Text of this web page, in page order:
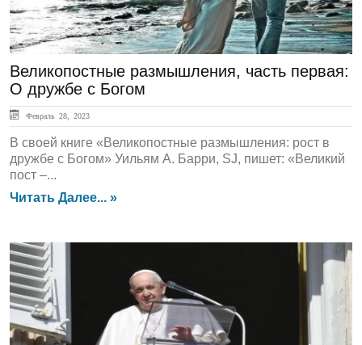
Великопостные размышления, часть первая:
О дружбе с Богом
Февраль 28, 2023
В своей книге «Великопостные размышления: рост в
дружбе с Богом» Уильям А. Барри, SJ, пишет: «Великий
пост –...
Читать Далее... »
ЛЕНТА НОВОСТЕЙ